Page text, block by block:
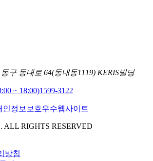
구 동내로 64(동내동1119) KERIS빌딩
~ 18:00)1599-3122
ALL RIGHTS RESERVED
방침